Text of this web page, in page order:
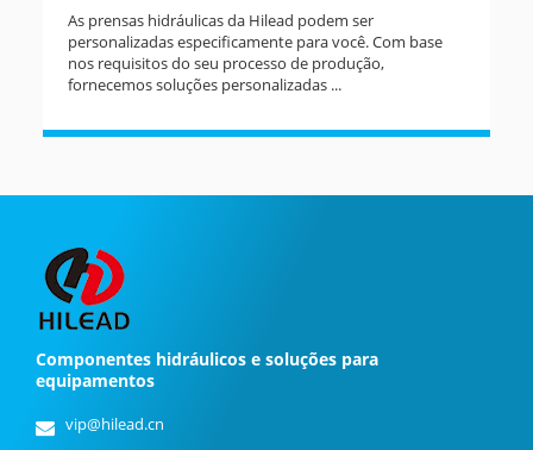
As prensas hidráulicas da Hilead podem ser
personalizadas especificamente para você. Com base
nos requisitos do seu processo de produção,
fornecemos soluções personalizadas ...
Componentes hidráulicos e soluções para
equipamentos
vip@hilead.cn